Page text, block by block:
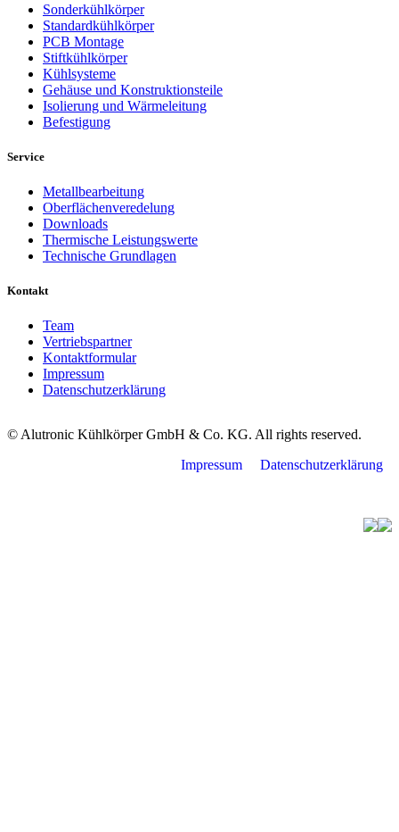
Sonderkühlkörper
Standardkühlkörper
PCB Montage
Stiftkühlkörper
Kühlsysteme
Gehäuse und Konstruktionsteile
Isolierung und Wärmeleitung
Befestigung
Service
Metallbearbeitung
Oberflächenveredelung
Downloads
Thermische Leistungswerte
Technische Grundlagen
Kontakt
Team
Vertriebspartner
Kontaktformular
Impressum
Datenschutzerklärung
© Alutronic Kühlkörper GmbH & Co. KG. All rights reserved.
Impressum
Datenschutzerklärung